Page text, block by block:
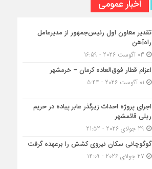
اخبار عمومی
تقدیر معاون اول رئیس‌جمهور از مدیرعامل
راه‌آهن
اعزام قطار فوق‌العاده کرمان – خرمشهر
اجرای پروژه احداث زیرگذر عابر پیاده در حریم
ریلی قائمشهر
گوگوچانی سکان نیروی کشش را برعهده گرفت